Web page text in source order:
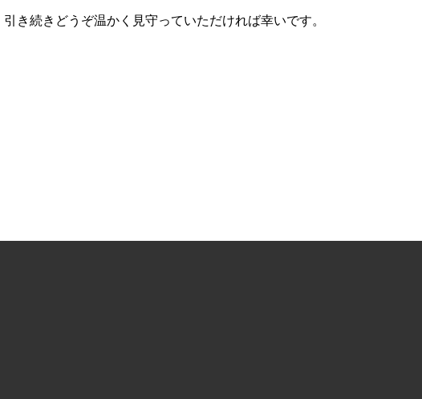
き続きどうぞ温かく見守っていただければ幸いです。